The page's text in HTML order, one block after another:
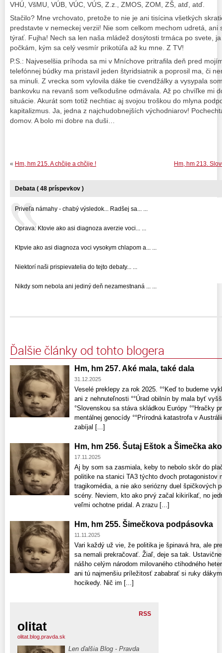
VHÚ, VšMU, VÚB, VÚC, VÚS, Z.z., ZMOS, ZOM, ZŠ, atď, atď.
Stačilo? Mne vrchovato, pretože to nie je ani tisícina všetkých
predstavte v nemeckej verzii! Nie som celkom mechom udretá,
týrať. Fujha! Nech sa len naša mládež dosýtosti trmáca po svete,
počkám, kým sa celý vesmír prikotúľa až ku mne. Z TV!
P.S.: Najveselšia príhoda sa mi v Mníchove pritrafila deň pred
telefónnej búdky ma pristavil jeden štyridsiatnik a poprosil ma, či
sa minuli. Z vrecka som vylovila dáke tie cvendžálky a vysypala
bankovku na revanš som veľkodušne odmávala. Až po chvíľke mi
situácie. Akurát som totiž nechtiac aj svojou troškou do mlyna
kapitalizmus. Ja, jedna z najchudobnejších východniarov!
domov. A bolo mi dobre na duši…
Hm, hm 213.
« Hm, hm 215. A chčije a chčije !
Debata ( 48 príspevkov )
Priveľa námahy - chabý výsledok... Radšej sa... ...
Oprava: Ktovie ako asi diagnoza averzie voci... ...
Ktpvie ako asi diagnoza voci vysokym chlapom a... ...
Niektorí naši prispievatelia do tejto debaty... ...
Nikdy som nebola ani jediný deň nezamestnaná ... ...
Ďalšie články od tohto blogera
Hm, hm 257. Aké mala, také dala
31.12.2025
Veselé preklepy za rok 2025. °°Keď to budeme
ani z nehnuteľnosti °°Úrad obilnín by mala byť
°Slovenskou sa stáva skládkou Európy °°Hračky
mentálnej genocídy °°Prírodná katastrofa v
zabíjal [...]
Hm, hm 256. Šutaj Eštok a Šimečka
17.11.2025
Aj by som sa zasmiala, keby to nebolo skôr do
politike na stanici TA3 týchto dvoch protagonistov
tragikomédia, a nie ako seriózny duel špičkových
scény. Neviem, kto ako prvý začal kikiríkať, no
veľmi ochotne pridal. A zrazu [...]
Hm, hm 255. Šimečkova podpásovka
11.11.2025
Vari každý už vie, že politika je špinavá hra, ale
sa nemali prekračovať. Žiaľ, deje sa tak.
nášho celým národom milovaného ctihodného
ani tú najmenšiu príležitosť zababrať si ruky
hocikedy. Nič im [...]
RSS
olitat
olitat.blog.pravda.sk
Len ďalšia Blog - Pravda